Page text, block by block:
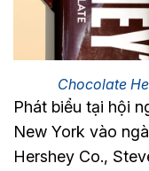
Chocolate
Phát biểu tại hội
New York vào
Hershey Co.,